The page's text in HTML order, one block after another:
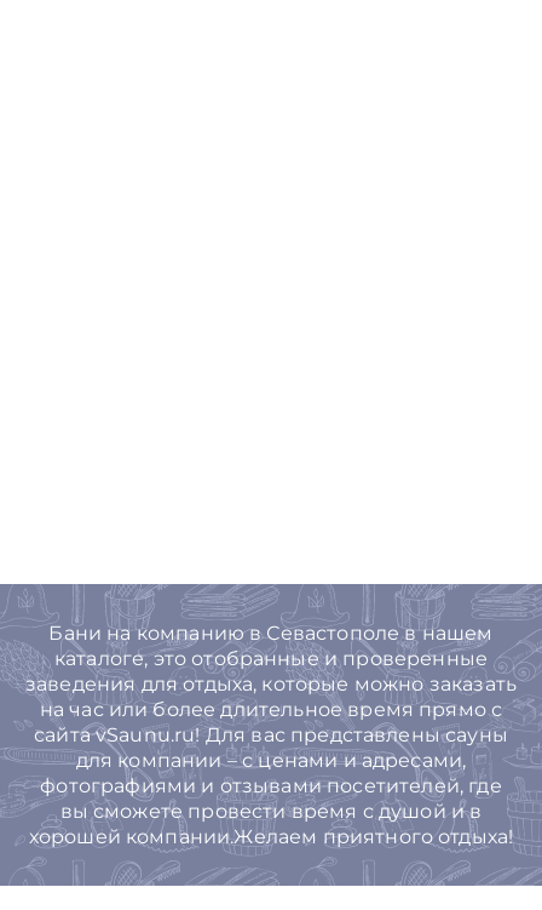
Бани на компанию в Севастополе в нашем
каталоге, это отобранные и проверенные
заведения для отдыха, которые можно заказать
на час или более длительное время прямо с
сайта vSaunu.ru! Для вас представлены сауны
для компании – с ценами и адресами,
фотографиями и отзывами посетителей, где
вы сможете провести время с душой и в
хорошей компании.Желаем приятного отдыха!